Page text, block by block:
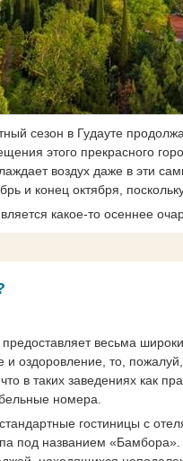
сезон в Гудауте
этого прекрасного
воздух даже в эти
и конец октября,
какое-то осеннее
предоставляет весьма
оздоровление, то,
в таких заведениях как
номера.
гостиницы с
под названием